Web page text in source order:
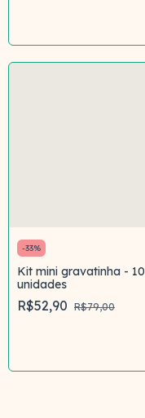
-33%
Kit mini gravatinha - 10
unidades
R$52,90 R$79,00